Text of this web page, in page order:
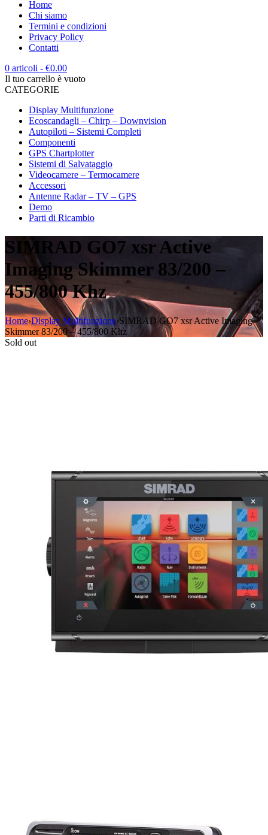
Home
Chi siamo
Termini e condizioni
Privacy Policy
Contatti
0 articoli - €0.00
Il tuo carrello è vuoto
CATEGORIE
Display Multifunzione
Ecoscandagli – Chirp – Downvision
Autopiloti – Sistemi Completi
Componenti
GPS Chartplotter
Sistemi di Salvataggio
Videocamere – Termocamere
Accessori
Antenne Radar – TV – GPS
Demo
Parti di Ricambio
SIMRAD GO7 xsr Active
Imaging Skimmer 83/200 –
455/800 Khz
Home›Display Multifunzione›SIMRAD GO7 xsr Active Imaging
Skimmer 83/200 – 455/800 Khz
Sold out